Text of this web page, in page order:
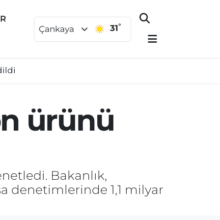
Çankaya 31°
ürünü
Bakanlık,
denetimlerinde 1,1 milyar